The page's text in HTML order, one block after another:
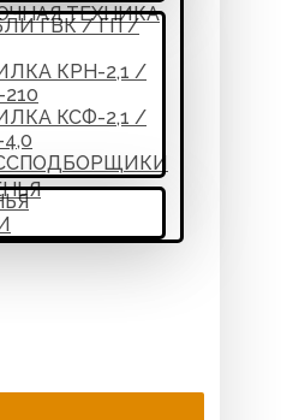
ТЕХНИКА
ГВК / ГП /
КРН-2,1 /
КСФ-2,1 /